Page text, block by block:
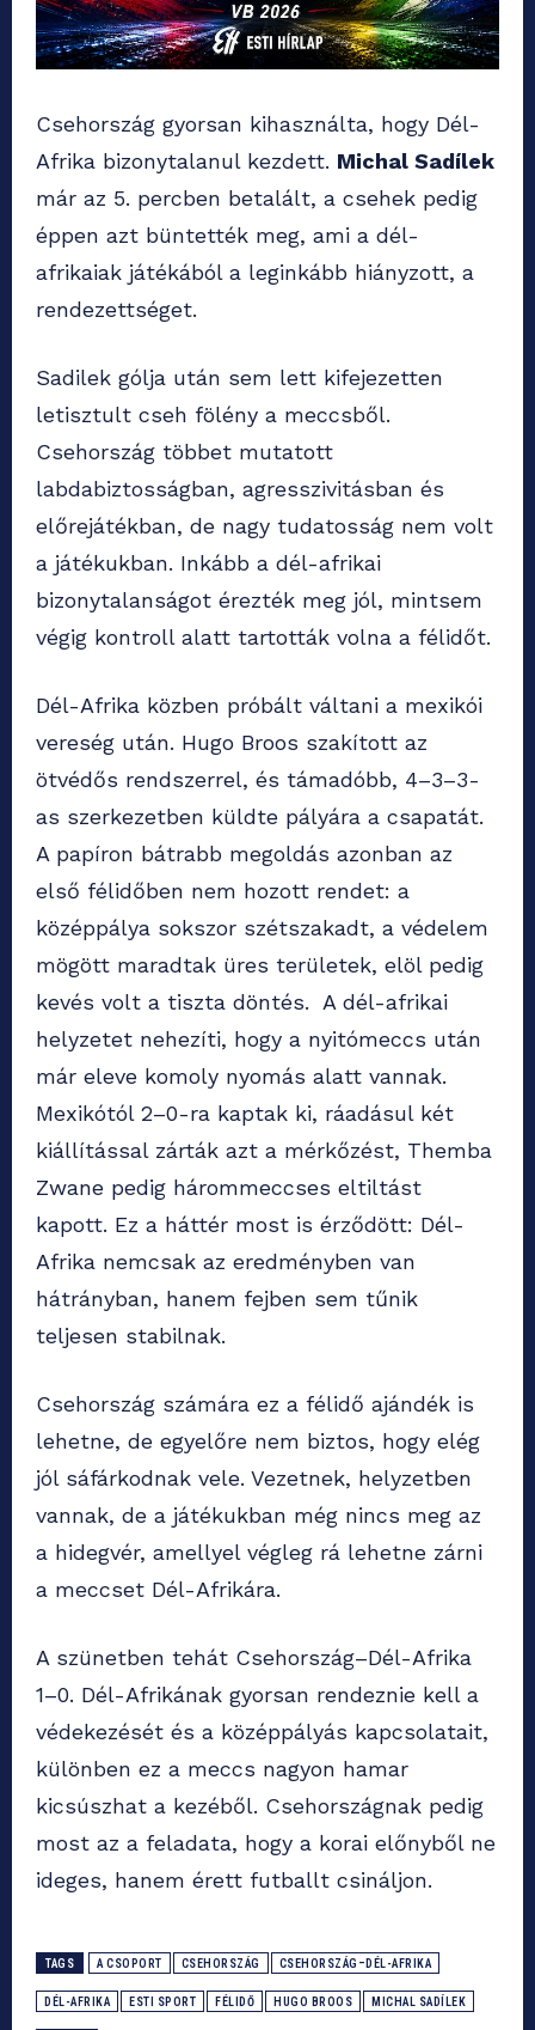
Csehország gyorsan kihasználta, hogy Dél-
Afrika bizonytalanul kezdett. Michal Sadílek
már az 5. percben betalált, a csehek pedig
éppen azt büntették meg, ami a dél-
afrikaiak játékából a leginkább hiányzott, a
rendezettséget.
Sadilek gólja után sem lett kifejezetten
letisztult cseh fölény a meccsből.
Csehország többet mutatott
labdabiztosságban, agresszivitásban és
előrejátékban, de nagy tudatosság nem volt
a játékukban. Inkább a dél-afrikai
bizonytalanságot érezték meg jól, mintsem
végig kontroll alatt tartották volna a félidőt.
Dél-Afrika közben próbált váltani a mexikói
vereség után. Hugo Broos szakított az
ötvédős rendszerrel, és támadóbb, 4–3–3-
as szerkezetben küldte pályára a csapatát.
A papíron bátrabb megoldás azonban az
első félidőben nem hozott rendet: a
középpálya sokszor szétszakadt, a védelem
mögött maradtak üres területek, elöl pedig
kevés volt a tiszta döntés. A dél-afrikai
helyzetet nehezíti, hogy a nyitómeccs után
már eleve komoly nyomás alatt vannak.
Mexikótól 2–0-ra kaptak ki, ráadásul két
kiállítással zárták azt a mérkőzést, Themba
Zwane pedig hárommeccses eltiltást
kapott. Ez a háttér most is érződött: Dél-
Afrika nemcsak az eredményben van
hátrányban, hanem fejben sem tűnik
teljesen stabilnak.
Csehország számára ez a félidő ajándék is
lehetne, de egyelőre nem biztos, hogy elég
jól sáfárkodnak vele. Vezetnek, helyzetben
vannak, de a játékukban még nincs meg az
a hidegvér, amellyel végleg rá lehetne zárni
a meccset Dél-Afrikára.
A szünetben tehát Csehország–Dél-Afrika
1–0. Dél-Afrikának gyorsan rendeznie kell a
védekezését és a középpályás kapcsolatait,
különben ez a meccs nagyon hamar
kicsúszhat a kezéből. Csehországnak pedig
most az a feladata, hogy a korai előnyből ne
ideges, hanem érett futballt csináljon.
TAGS A CSOPORT CSEHORSZÁG CSEHORSZÁG–DÉL-AFRIKA
DÉL-AFRIKA ESTI SPORT FÉLIDŐ HUGO BROOS MICHAL SADÍLEK